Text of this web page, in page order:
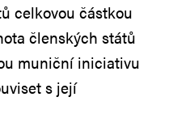
celkovou částkou
členských států
muniční iniciativu
s její